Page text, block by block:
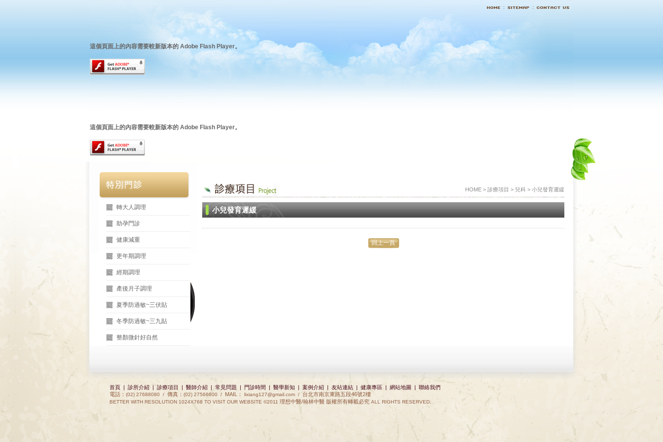
這個頁面上的內容需要較新版本的 Adobe Flash Player。
這個頁面上的內容需要較新版本的 Adobe Flash Player。
轉大人調理
助孕門診
健康減重
更年期調理
經期調理
產後月子調理
夏季防過敏~三伏貼
冬季防過敏~三九貼
整顏微針好自然
HOME > 診療項目 > 兒科 > 小兒發育遲緩
小兒發育遲緩
回上一頁
首頁| 診所介紹| 診療項目 | 醫師介紹| 常見問題 | 門診時間 | 醫學新知 | 案例介紹| 友站連結| 健康專區| 網站地圖 | 聯絡我們
電話： (02) 27688080 / 傳真： (02) 27566600 / MAIL： lixiang127@gmail.com / 台北市南京東路五段46號2樓
BETTER WITH RESOLUTION 1024X768 TO VISIT OUR WEBSITE ©2011 理想中醫/翰林中醫 版權所有轉載必究ALL RIGHTS RESERVED,